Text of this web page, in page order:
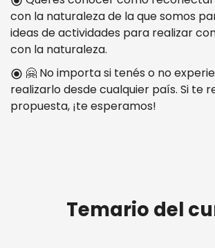
con la naturaleza de la que somos
ideas de actividades para realizar
con la naturaleza.
radio_button_checked 🤗 No importa si tenés o no
realizarlo desde cualquier país. Si te
propuesta, ¡te esperamos!
Temario del